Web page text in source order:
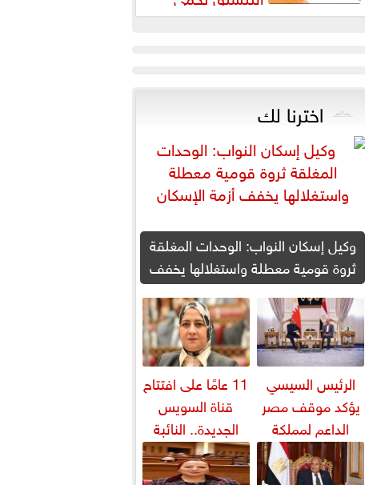
الطلاب من النصب الأكاديمي
اخترنا لك
وكيل إسكان النواب: الوحدات المغلقة
ثروة قومية معطلة واستغلالها يخفف
أزمة الإسكان
الرئيس السيسي
يؤكد موقف مصر
الداعم لمملكة
البحرين لحماية أمنها
واستقرارها
11 عامًا على افتتاح
قناة السويس
الجديدة.. النائبة
مروة قنصوة: رؤية
الدولة...